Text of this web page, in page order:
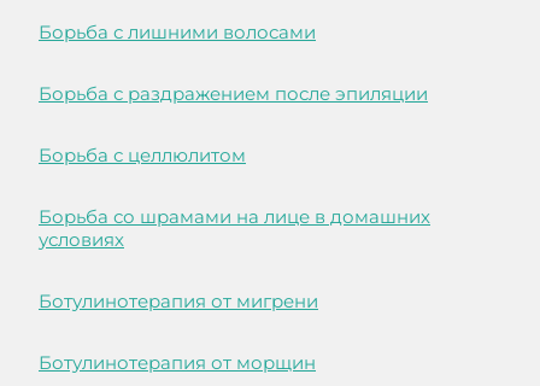
Борьба с лишними волосами
Борьба с раздражением после эпиляции
Борьба с целлюлитом
Борьба со шрамами на лице в домашних
условиях
Ботулинотерапия от мигрени
Ботулинотерапия от морщин